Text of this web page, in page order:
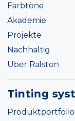
Farbtöne
Akademie
Projekte
Nachhaltig
Über Ralston
Tinting
Produktportfolio